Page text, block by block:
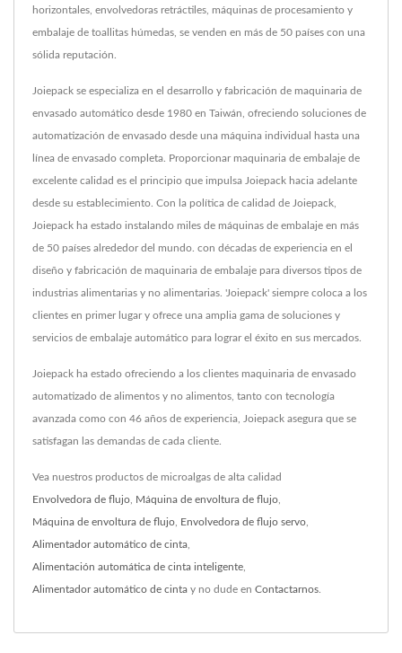
horizontales, envolvedoras retráctiles, máquinas de procesamiento y
embalaje de toallitas húmedas, se venden en más de 50 países con una
sólida reputación.
Joiepack se especializa en el desarrollo y fabricación de maquinaria de
envasado automático desde 1980 en Taiwán, ofreciendo soluciones de
automatización de envasado desde una máquina individual hasta una
línea de envasado completa. Proporcionar maquinaria de embalaje de
excelente calidad es el principio que impulsa Joiepack hacia adelante
desde su establecimiento. Con la política de calidad de Joiepack,
Joiepack ha estado instalando miles de máquinas de embalaje en más
de 50 países alrededor del mundo. con décadas de experiencia en el
diseño y fabricación de maquinaria de embalaje para diversos tipos de
industrias alimentarias y no alimentarias. 'Joiepack' siempre coloca a los
clientes en primer lugar y ofrece una amplia gama de soluciones y
servicios de embalaje automático para lograr el éxito en sus mercados.
Joiepack ha estado ofreciendo a los clientes maquinaria de envasado
automatizado de alimentos y no alimentos, tanto con tecnología
avanzada como con 46 años de experiencia, Joiepack asegura que se
satisfagan las demandas de cada cliente.
Vea nuestros productos de microalgas de alta calidad
Envolvedora de flujo Máquina de envoltura de flujo
Máquina de envoltura de flujo Envolvedora de flujo servo
Alimentador automático de cinta
Alimentación automática de cinta inteligente
Alimentador automático de cinta y no dude en Contactarnos